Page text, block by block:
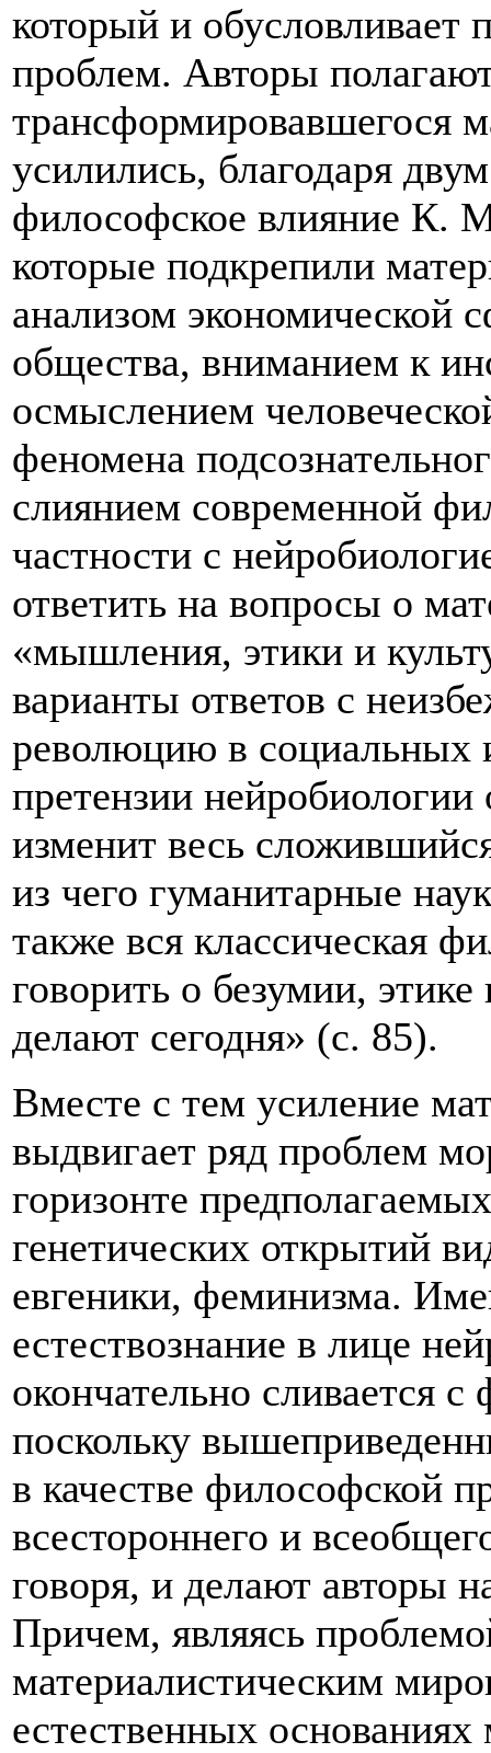
который и обусловливает
проблем. Авторы
трансформировавшегося
усилились, благодаря
философское влияние К.
которые подкрепили
анализом экономической
общества, вниманием к
осмыслением
феномена
слиянием современной
частности с
ответить на вопросы о
«мышления, этики и
варианты ответов с
революцию в социальных
претензии
изменит весь
из чего гуманитарные
также вся классическая
говорить о безумии,
делают сегодня» (с. 85).
Вместе с тем усиление
выдвигает ряд проблем
горизонте
генетических открытий
евгеники, феминизма.
естествознание в лице
окончательно сливается
поскольку
в качестве философской
всестороннего и
говоря, и делают авторы
Причем, являясь
материалистическим
естественных